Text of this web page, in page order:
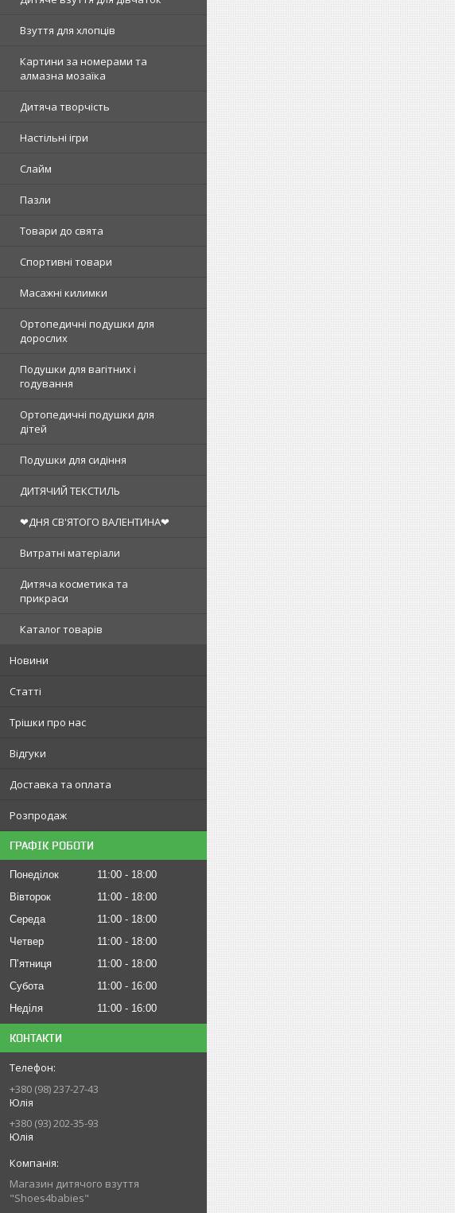
Взуття для хлопців
Картини за номерами та
алмазна мозаїка
Дитяча творчість
Настільні ігри
Слайм
Пазли
Товари до свята
Спортивні товари
Масажні килимки
Ортопедичні подушки для
дорослих
Подушки для вагітних і
годування
Ортопедичні подушки для
дітей
Подушки для сидіння
ДИТЯЧИЙ ТЕКСТИЛЬ
❤ДНЯ СВ'ЯТОГО ВАЛЕНТИНА❤
Витратні матеріали
Дитяча косметика та
прикраси
Каталог товарів
Новини
Статті
Трішки про нас
Відгуки
Доставка та оплата
Розпродаж
ГРАФІК РОБОТИ
Понеділок 11:00
18:00
Вівторок
11:00
18:00
Середа
11:00
18:00
Четвер
11:00
18:00
Пʼятниця
11:00
18:00
Субота
11:00
16:00
Неділя
11:00 16:00
КОНТАКТИ
+380 (98) 237-27-43
Юлія
+380 (93) 202-35-93
Юлія
Магазин дитячого взуття
"Shoes4babies"